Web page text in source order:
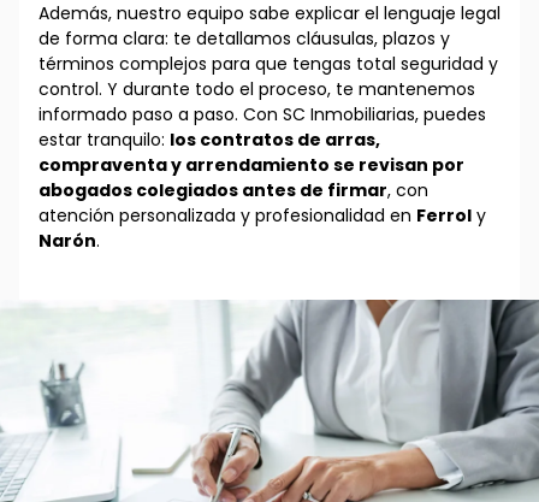
Además, nuestro equipo sabe explicar el lenguaje legal
de forma clara: te detallamos cláusulas, plazos y
términos complejos para que tengas total seguridad y
control. Y durante todo el proceso, te mantenemos
informado paso a paso. Con SC Inmobiliarias, puedes
estar tranquilo: los contratos de arras,
compraventa y arrendamiento se revisan por
abogados colegiados antes de firmar, con
atención personalizada y profesionalidad en Ferrol y
Narón.